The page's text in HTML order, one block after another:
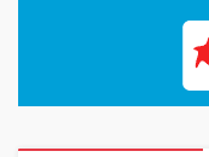
donattı
7 saat